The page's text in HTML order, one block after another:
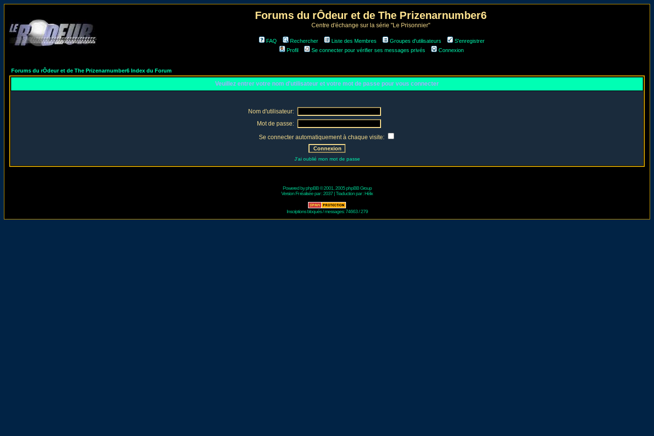
Forums du rÔdeur et de The Prizenarnumber6
Centre d'échange sur la série "Le Prisonnier"
FAQ Rechercher Liste des Membres Groupes d'utilisateurs
S'enregistrer
Profil
Se connecter pour vérifier ses messages privés Connexion
Forums du rÔdeur et de The Prizenarnumber6 Index du Forum
Veuillez entrer votre nom d'utilisateur et votre mot de passe pour vous connecter
Nom d'utilisateur:
Mot de passe:
Se connecter automatiquement à chaque visite:
J'ai oublié mon mot de passe
Powered byphpBB© 2001, 2005 phpBB Group
Version Fr réalisée par :2037 | Traduction par :Hélix
Inscriptions bloqués / messages: 74663 / 279